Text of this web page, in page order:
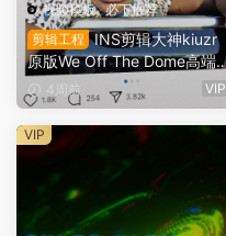
视频模板·必下推荐
剪辑工程
INS剪辑大神kiuzr
原版We Off The Dome高端
短视频节奏卡点高冲击力短片
AE工程项目文件（15969）
4周前 VIP
VIP